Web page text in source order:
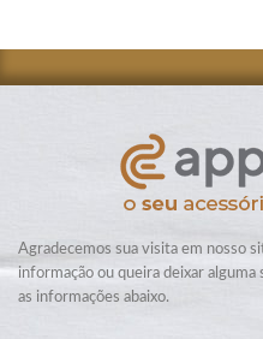
Agradecemos sua visita em nosso
informação ou queira deixar
as informações abaixo.